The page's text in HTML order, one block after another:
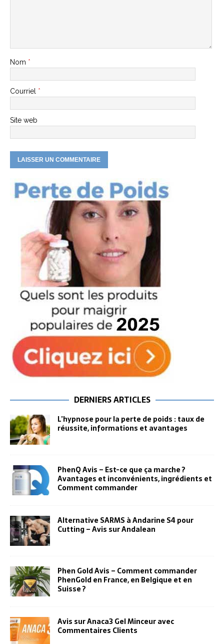
Nom *
Courriel *
Site web
DERNIERS ARTICLES
L’hypnose pour la perte de poids : taux de
réussite, informations et avantages
PhenQ Avis – Est-ce que ça marche ?
Avantages et inconvénients, ingrédients et
Comment commander
Alternative SARMS à Andarine S4 pour
Cutting – Avis sur Andalean
Phen Gold Avis – Comment commander
PhenGold en France, en Belgique et en
Suisse ?
Avis sur Anaca3 Gel Minceur avec
Commentaires Clients